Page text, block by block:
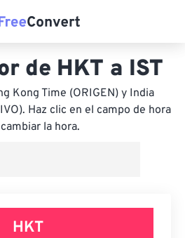
de HKT a IST
Kong Time (ORIGEN) y India
Haz clic en el campo de hora
la hora.
HKT